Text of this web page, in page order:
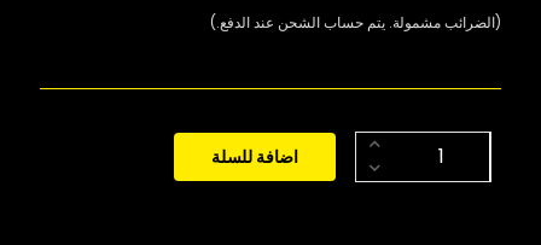
(الضرائب مشمولة. يتم حساب الشحن عند الدفع.)
اضافة للسلة